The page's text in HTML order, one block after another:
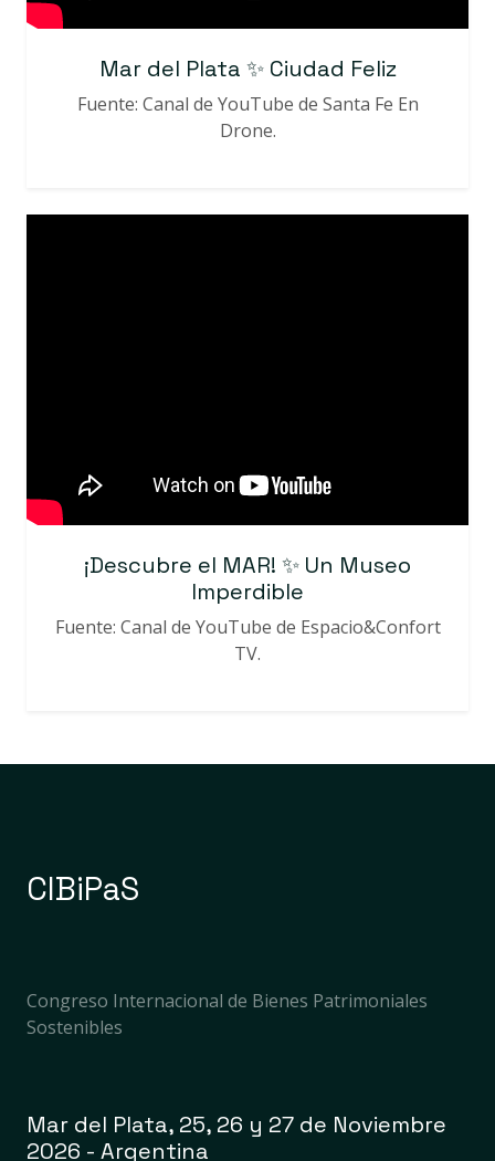
Mar del Plata ✨ Ciudad Feliz
Fuente: Canal de YouTube de Santa Fe En
Drone.
¡Descubre el MAR! ✨ Un Museo
Imperdible
Fuente: Canal de YouTube de Espacio&Confort
TV.
CIBiPaS
Congreso Internacional de Bienes Patrimoniales
Sostenibles
Mar del Plata, 25, 26 y 27 de Noviembre
2026 - Argentina